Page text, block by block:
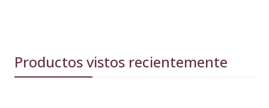
Productos vistos recientemente